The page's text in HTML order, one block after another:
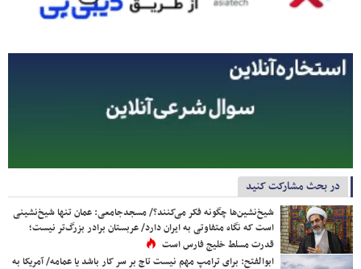
در بحث مشارکت کنید
شیخ‌نشین‌ها چگونه فکر می‌کنند؟/ مسجدجامعی: عمان تنها شیخ‌نشینی
است که نگاه متفاوتی به ایران دارد/ عربستان برادر بزرگ‌تر نیست؛
قدرت مسلط خلیج فارس است
ابوالفتح: برای ترامپ مهم نیست تاج بر سر کار باشد یا عمامه/ آمریکا به